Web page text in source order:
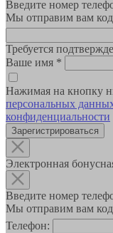
Введите номер
Мы отправим вам
Требуется
Ваше имя *
Нажимая на кнопку
персональных
конфиденциальности
Зарегистрироваться
Электронная
Введите номер
Мы отправим вам
Телефон: